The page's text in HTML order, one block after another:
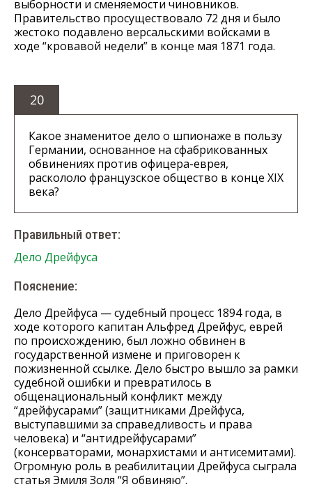
выборности и сменяемости чиновников.
Правительство просуществовало 72 дня и было
жестоко подавлено версальскими войсками в
ходе “кровавой недели” в конце мая 1871 года.
20
Какое знаменитое дело о шпионаже в пользу
Германии, основанное на сфабрикованных
обвинениях против офицера-еврея,
раскололо французское общество в конце XIX
века?
Правильный ответ:
Дело Дрейфуса
Пояснение:
Дело Дрейфуса — судебный процесс 1894 года, в
ходе которого капитан Альфред Дрейфус, еврей
по происхождению, был ложно обвинен в
государственной измене и приговорен к
пожизненной ссылке. Дело быстро вышло за рамки
судебной ошибки и превратилось в
общенациональный конфликт между
“дрейфусарами” (защитниками Дрейфуса,
выступавшими за справедливость и права
человека) и “антидрейфусарами”
(консерваторами, монархистами и антисемитами).
Огромную роль в реабилитации Дрейфуса сыграла
статья Эмиля Золя “Я обвиняю”.